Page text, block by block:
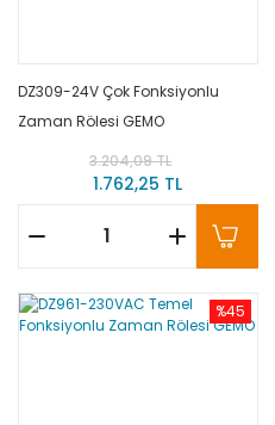
DZ309-24V Çok Fonksiyonlu
Zaman Rölesi GEMO
3.204,09 TL
1.762,25 TL
%45